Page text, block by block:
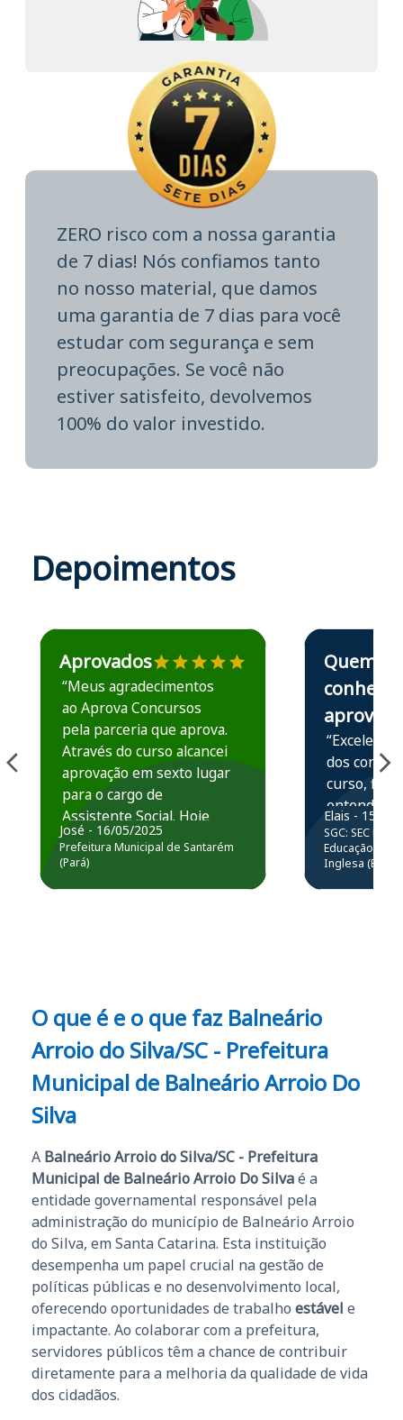
ZERO risco com a nossa garantia
de 7 dias! Nós confiamos tanto
no nosso material, que damos
uma garantia de 7 dias para você
estudar com segurança e sem
preocupações. Se você não
estiver satisfeito, devolvemos
100% do valor investido.
Depoimentos
Estudante José recomenda o Aprova Concursos em
Aprovados
“Meus agradecimentos
ao Aprova Concursos
pela parceria que aprova.
Através do curso alcancei
aprovação em sexto lugar
para o cargo de
Assistente Social. Hoje
estou atuando na
Prefeitura de Santarém.
José - 16/05/2025
Prefeitura Municipal de Santarém
(Pará)
Estudante Elais
Quem
conhece,
aprova
“Excelente
dos
curso,
entender e
prática
resolução
questões.”
Elais - 15/07/
SGC: SEC BA
Educação
Inglesa (Edital
O que é e o que faz Balneário
Arroio do Silva/SC - Prefeitura
Municipal de Balneário Arroio Do
Silva
A Balneário Arroio do Silva/SC - Prefeitura
Municipal de Balneário Arroio Do Silvaé a
entidade governamental responsável pela
administração do município de Balneário Arroio
do Silva, em Santa Catarina. Esta instituição
desempenha um papel crucial na gestão de
políticas públicas e no desenvolvimento local,
oferecendo oportunidades de trabalho estável e
impactante. Ao colaborar com a prefeitura,
servidores públicos têm a chance de contribuir
diretamente para a melhoria da qualidade de vida
dos cidadãos.